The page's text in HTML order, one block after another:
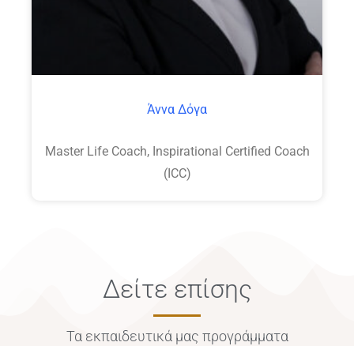
Άννα Δόγα
Master Life Coach, Inspirational Certified Coach
(ICC)
Δείτε επίσης
Τα εκπαιδευτικά μας προγράμματα